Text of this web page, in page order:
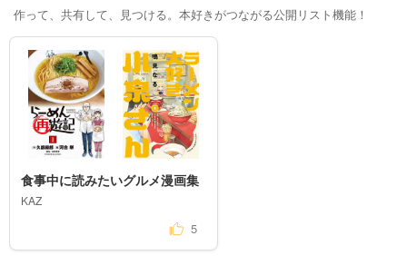
作って、共有して、見つける。本好きがつながる公開リスト機能！
食事中に読みたいグルメ漫画集
KAZ
5